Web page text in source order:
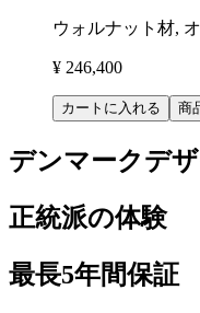
ウォルナット材,
¥ 246,400
カートに入れる 商
デンマークデ
正統派の体験
最長5年間保証